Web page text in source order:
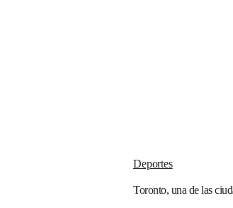
Deportes
Toronto, una de las